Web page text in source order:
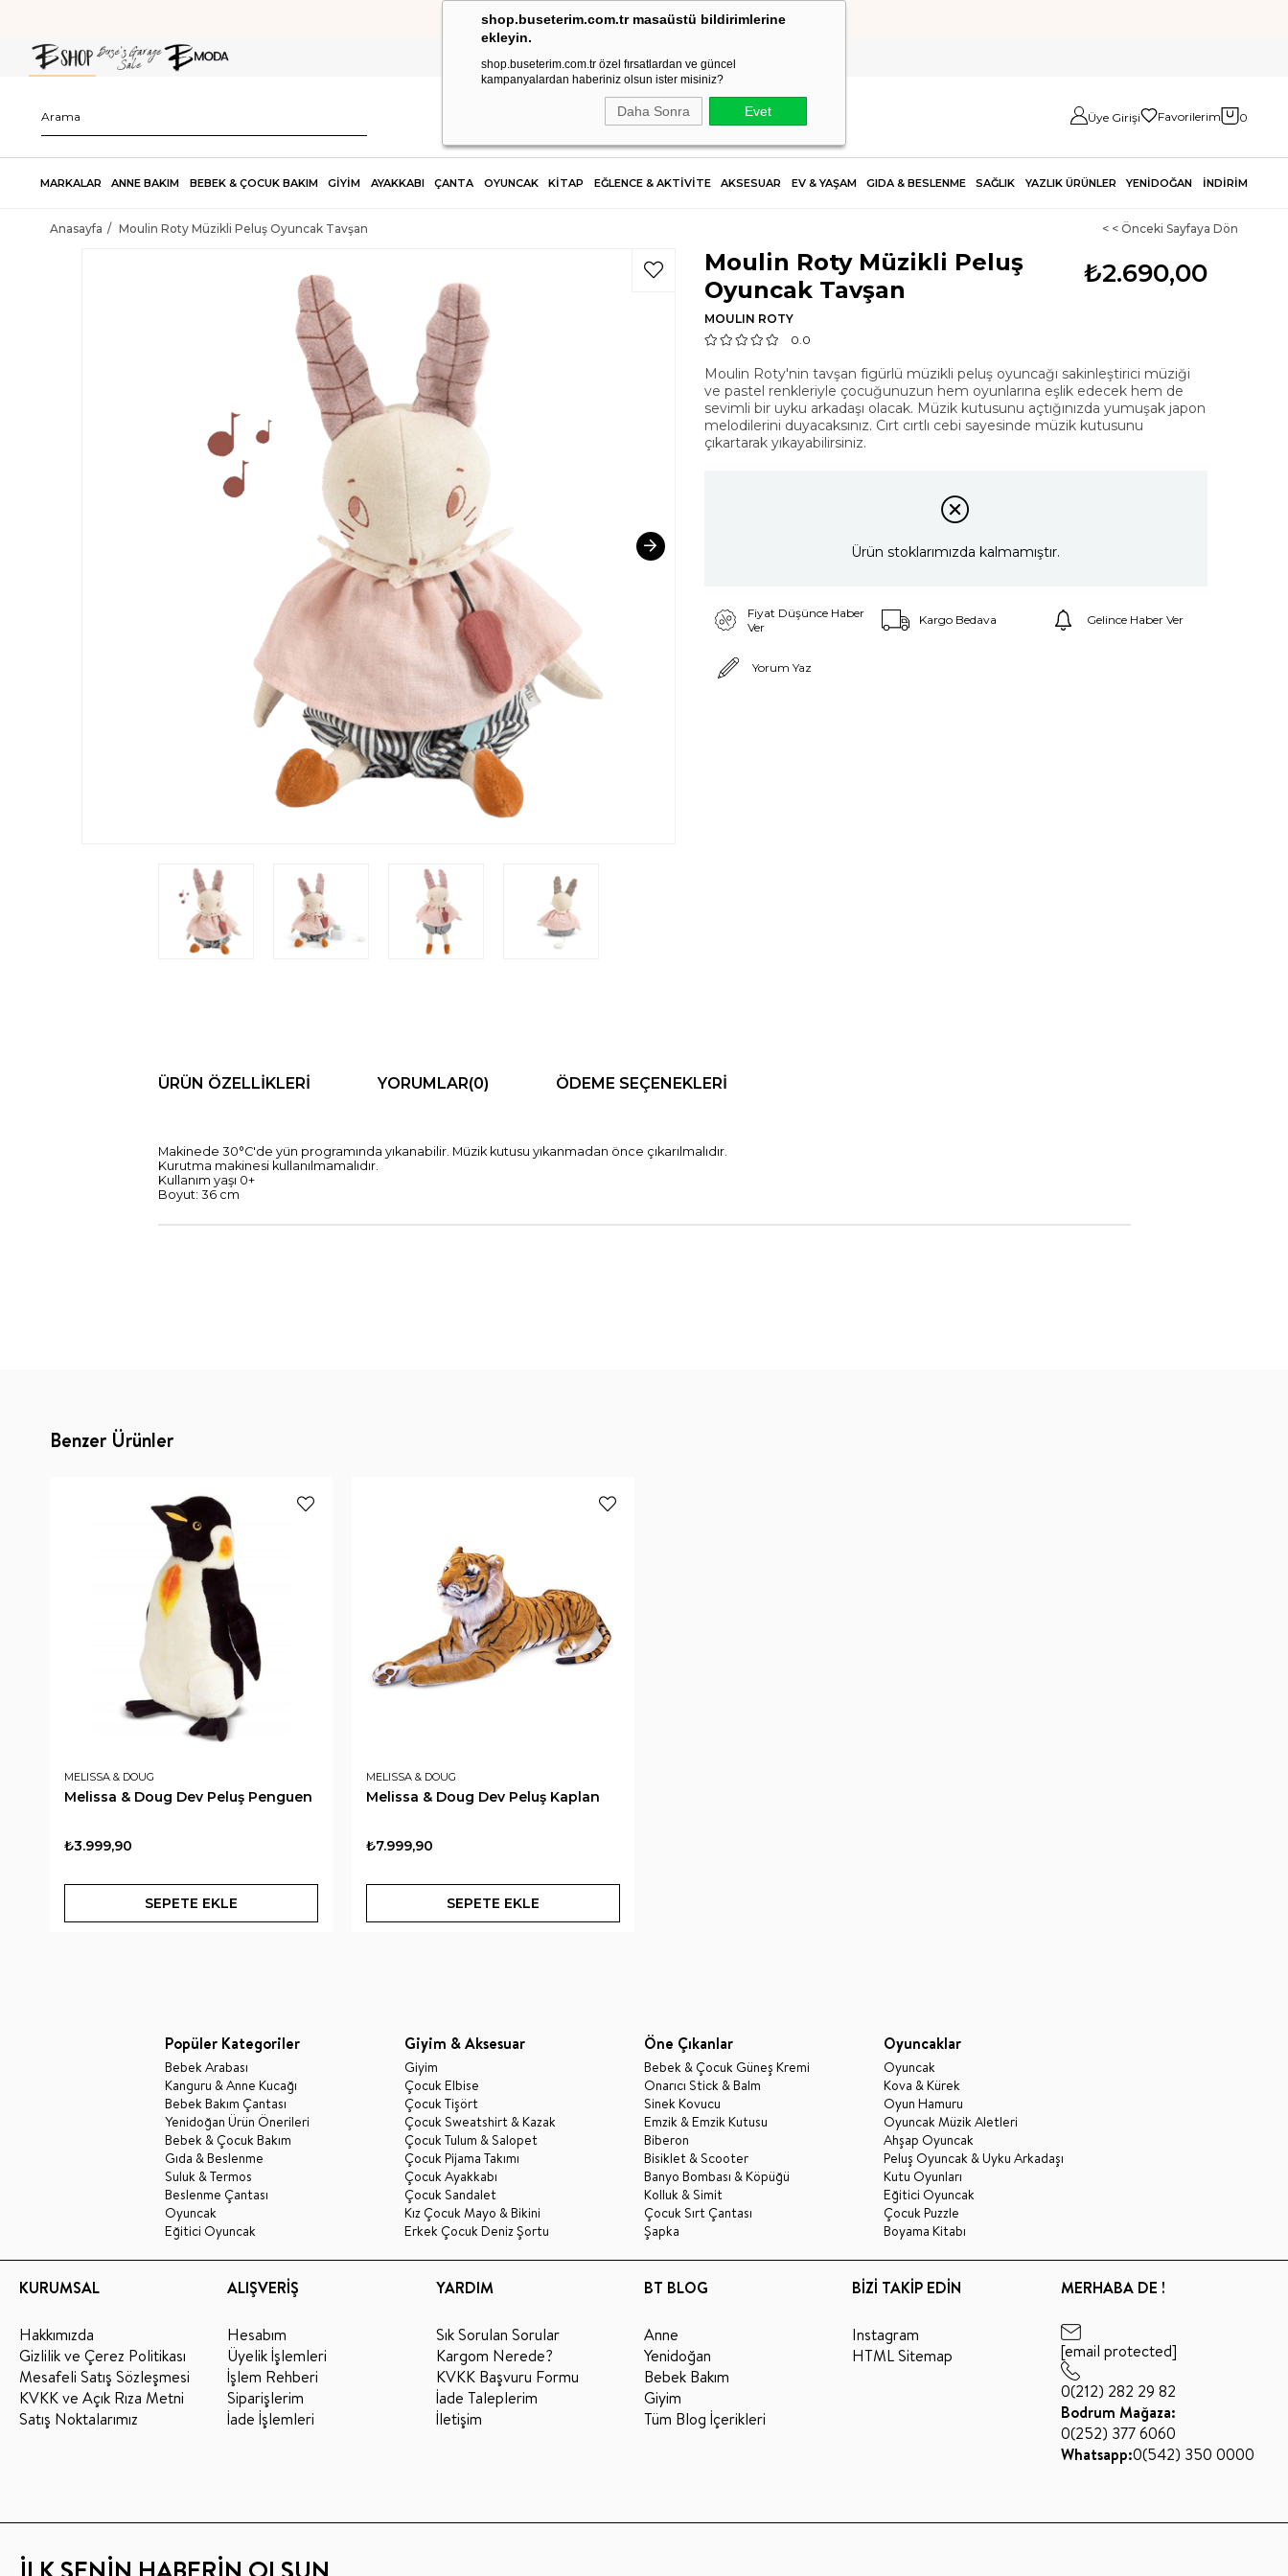
shop.buseterim.com.tr masaüstü bildirimlerine
ekleyin.
shop.buseterim.com.tr özel fırsatlardan ve güncel
kampanyalardan haberiniz olsun ister misiniz?
Daha Sonra Evet
HIZLI KARGO
Üye Girişi Favorilerim 0
MARKALAR ANNE BAKIM BEBEK & ÇOCUK BAKIM GİYİM AYAKKABI ÇANTA OYUNCAK KİTAP EĞLENCE & AKTİVİTE AKSESUAR EV & YAŞAM GIDA & BESLENME SAĞLIK YAZLIK ÜRÜNLER YENİDOĞAN İNDİRİM
Anasayfa Moulin Roty Müzikli Peluş Oyuncak Tavşan < < Önceki Sayfaya Dön
₺2.690,00
Moulin Roty Müzikli Peluş
Oyuncak Tavşan
MOULIN ROTY
0.0
Moulin Roty'nin tavşan figürlü müzikli peluş oyuncağı sakinleştirici müziği
ve pastel renkleriyle çocuğunuzun hem oyunlarına eşlik edecek hem de
sevimli bir uyku arkadaşı olacak. Müzik kutusunu açtığınızda yumuşak japon
melodilerini duyacaksınız. Cırt cırtlı cebi sayesinde müzik kutusunu
çıkartarak yıkayabilirsiniz.
Ürün stoklarımızda kalmamıştır.
Fiyat Düşünce Haber
Ver
Kargo Bedava Gelince Haber Ver
Yorum Yaz
ÜRÜN ÖZELLIKLERI YORUMLAR(0) ÖDEME SEÇENEKLERI
Makinede 30°C'de yün programında yıkanabilir. Müzik kutusu yıkanmadan önce çıkarılmalıdır.
Kurutma makinesi kullanılmamalıdır.
Kullanım yaşı 0+
Boyut: 36 cm
Benzer Ürünler
MELISSA & DOUG
Melissa & Doug Dev Peluş Penguen
₺3.999,90
SEPETE EKLE
MELISSA & DOUG
Melissa & Doug Dev Peluş Kaplan
₺7.999,90
SEPETE EKLE
Popüler Kategoriler
Bebek Arabası
Kanguru & Anne Kucağı
Bebek Bakım Çantası
Yenidoğan Ürün Önerileri
Bebek & Çocuk Bakım
Gıda & Beslenme
Suluk & Termos
Beslenme Çantası
Oyuncak
Eğitici Oyuncak
Giyim & Aksesuar
Giyim
Çocuk Elbise
Çocuk Tişört
Çocuk Sweatshirt & Kazak
Çocuk Tulum & Salopet
Çocuk Pijama Takımı
Çocuk Ayakkabı
Çocuk Sandalet
Kız Çocuk Mayo & Bikini
Erkek Çocuk Deniz Şortu
Öne Çıkanlar
Bebek & Çocuk Güneş Kremi
Onarıcı Stick & Balm
Sinek Kovucu
Emzik & Emzik Kutusu
Biberon
Bisiklet & Scooter
Banyo Bombası & Köpüğü
Kolluk & Simit
Çocuk Sırt Çantası
Şapka
Oyuncaklar
Oyuncak
Kova & Kürek
Oyun Hamuru
Oyuncak Müzik Aletleri
Ahşap Oyuncak
Peluş Oyuncak & Uyku Arkadaşı
Kutu Oyunları
Eğitici Oyuncak
Çocuk Puzzle
Boyama Kitabı
KURUMSAL
Hakkımızda
Gizlilik ve Çerez Politikası
Mesafeli Satış Sözleşmesi
KVKK ve Açık Rıza Metni
Satış Noktalarımız
ALIŞVERİŞ
Hesabım
Üyelik İşlemleri
İşlem Rehberi
Siparişlerim
İade İşlemleri
YARDIM
Sık Sorulan Sorular
Kargom Nerede?
KVKK Başvuru Formu
İade Taleplerim
İletişim
BT BLOG
Anne
Yenidoğan
Bebek Bakım
Giyim
Tüm Blog İçerikleri
BİZİ TAKİP EDİN
Instagram
HTML Sitemap
MERHABA DE !
[email protected]
0(212) 282 29 82
Bodrum Mağaza:
0(252) 377 6060
Whatsapp:0(542) 350 0000
İLK SENİN HABERİN OLSUN